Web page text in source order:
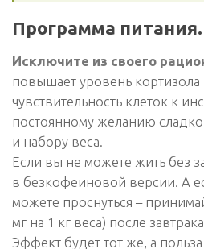
Программа питания.
Исключите из своего
повышает уровень кортизола
чувствительность клеток к
постоянному желанию
и набору веса.
Если вы не можете жить без
в безкофеиновой версии. А
можете проснуться –
мг на 1 кг веса) после
Эффект будет тот же, а